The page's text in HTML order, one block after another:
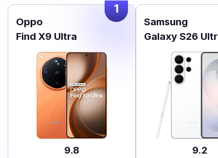
1
Oppo
Find X9 Ultra
9.8
Samsung
Galaxy S26
9.2